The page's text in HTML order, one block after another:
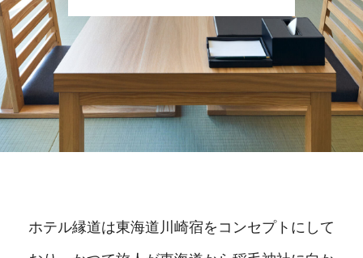
ホテル縁道は東海道川崎宿をコンセプトにして